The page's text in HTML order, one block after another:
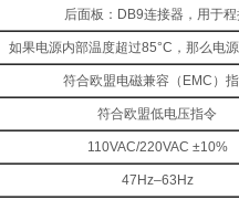
后面板：DB9连接器，用于
如果电源内部温度超过85°C，那么电
符合欧盟电磁兼容（EMC）
符合欧盟低电压指令
110VAC/220VAC ±10%
47Hz–63Hz